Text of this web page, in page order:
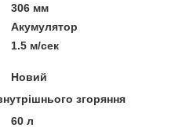
306 мм
Акумулятор
1.5 м/сек
Новий
згоряння
60 л